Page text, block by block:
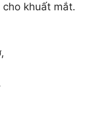
khuất mắt.